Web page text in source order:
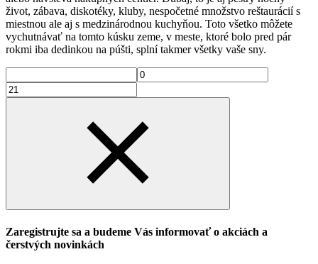
život, zábava, diskotéky, kluby, nespočetné množstvo reštaurácií s
miestnou ale aj s medzinárodnou kuchyňou. Toto všetko môžete
vychutnávať na tomto kúsku zeme, v meste, ktoré bolo pred pár
rokmi iba dedinkou na púšti, splní takmer všetky vaše sny.
Zaregistrujte sa a budeme Vás informovať o akciách a
čerstvých novinkách